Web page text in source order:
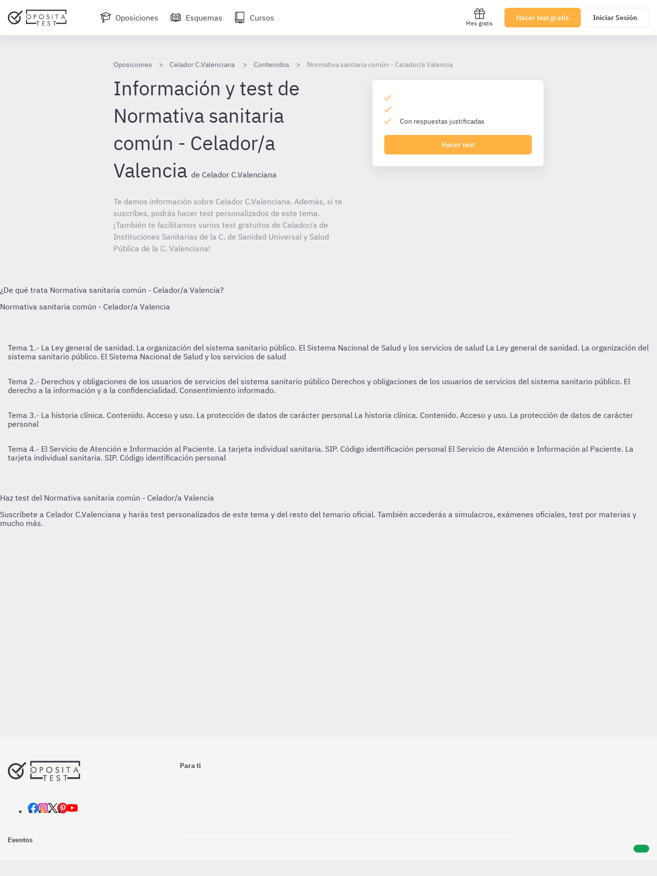
Oposiciones Esquemas Cursos
Mes gratis
Hacer test gratis Iniciar Sesión
Oposiciones Celador C.Valenciana Contenidos Normativa sanitaria común - Celador/a Valencia
Información y test de
Normativa sanitaria
común - Celador/a
Valencia de Celador C.Valenciana
Te damos información sobre Celador C.Valenciana. Además, si te
suscribes, podrás hacer test personalizados de este tema.
¡También te facilitamos varios test gratuitos de Celador/a de
Instituciones Sanitarias de la C. de Sanidad Universal y Salud
Pública de la C. Valenciana!
Con respuestas justificadas
Hacer test
Tema 1.- La Ley general de sanidad. La organización del sistema sanitario público. El Sistema Nacional de Salud y los servicios de salud La Ley general de sanidad. La organización del
sistema sanitario público. El Sistema Nacional de Salud y los servicios de salud
Tema 2.- Derechos y obligaciones de los usuarios de servicios del sistema sanitario público Derechos y obligaciones de los usuarios de servicios del sistema sanitario público. El
derecho a la información y a la confidencialidad. Consentimiento informado.
Tema 3.- La historia clínica. Contenido. Acceso y uso. La protección de datos de carácter personal La historia clínica. Contenido. Acceso y uso. La protección de datos de carácter
personal
Tema 4.- El Servicio de Atención e Información al Paciente. La tarjeta individual sanitaria. SIP. Código identificación personal El Servicio de Atención e Información al Paciente. La
tarjeta individual sanitaria. SIP. Código identificación personal
Para ti
Eventos